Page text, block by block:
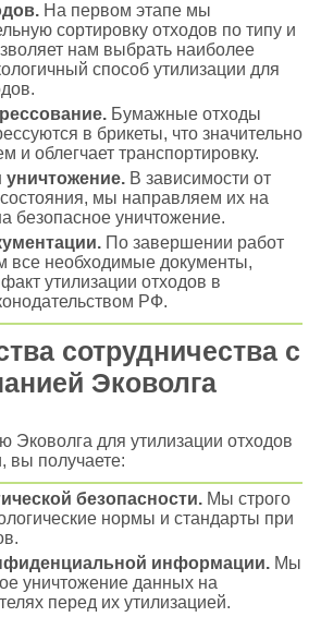
На первом этапе мы
сортировку отходов по типу и
нам выбрать наиболее
способ утилизации для
Бумажные отходы
в брикеты, что значительно
и облегчает транспортировку.
уничтожение.В зависимости от
мы направляем их на
безопасное уничтожение.
По завершении работ
все необходимые документы,
утилизации отходов в
РФ.
сотрудничества с
Эковолга
Эковолга для утилизации отходов
вы получаете:
безопасности.Мы строго
нормы и стандарты при
информации.Мы
уничтожение данных на
перед их утилизацией.